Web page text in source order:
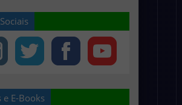
e E-Books